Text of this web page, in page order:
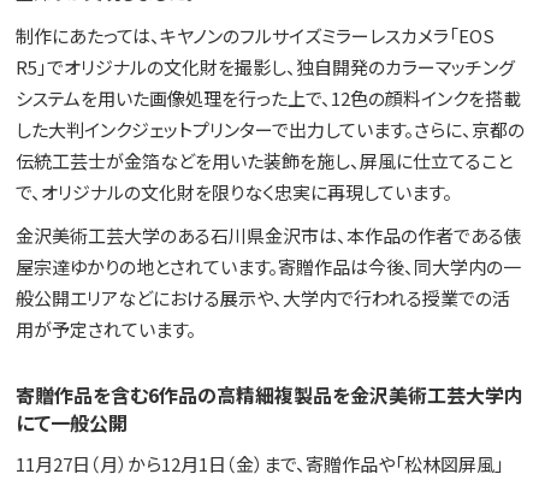
制作にあたっては、キヤノンのフルサイズミラーレスカメラ「EOS
R5」でオリジナルの文化財を撮影し、独自開発のカラーマッチング
システムを用いた画像処理を行った上で、12色の顔料インクを搭載
した大判インクジェットプリンターで出力しています。さらに、京都の
伝統工芸士が金箔などを用いた装飾を施し、屏風に仕立てること
で、オリジナルの文化財を限りなく忠実に再現しています。
金沢美術工芸大学のある石川県金沢市は、本作品の作者である俵
屋宗達ゆかりの地とされています。寄贈作品は今後、同大学内の一
般公開エリアなどにおける展示や、大学内で行われる授業での活
用が予定されています。
寄贈作品を含む6作品の高精細複製品を金沢美術工芸大学内
にて一般公開
11月27日（月）から12月1日（金）まで、寄贈作品や「松林図屏風」